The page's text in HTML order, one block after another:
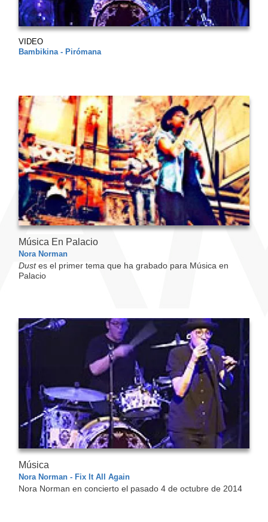
VIDEO
Bambikina - Pirómana
Música En Palacio
Nora Norman
Dustes el primer tema que ha grabado para Música en
Palacio
Música
Nora Norman - Fix It All Again
Nora Norman en concierto el pasado 4 de octubre de 2014